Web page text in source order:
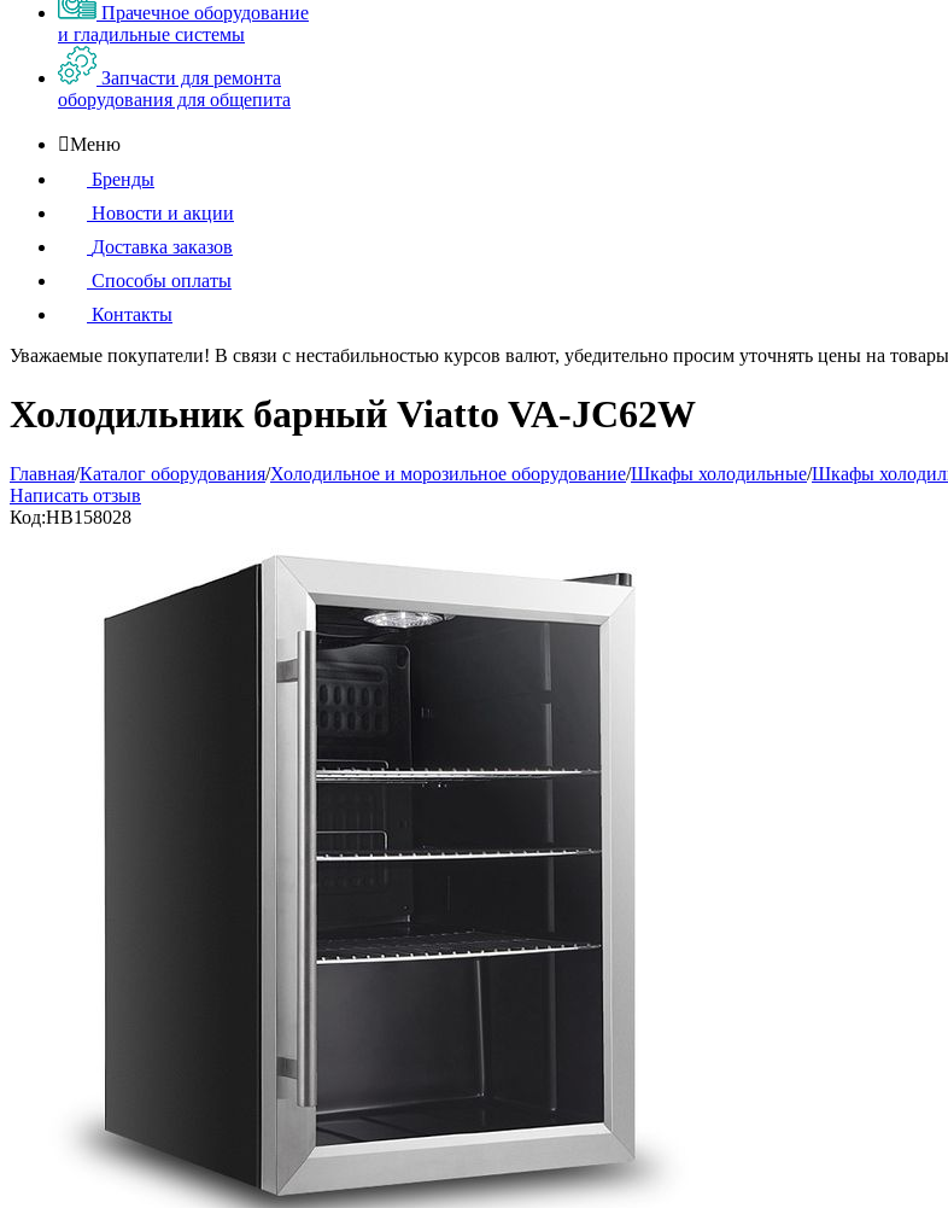
Прачечное оборудование
и гладильные системы
Запчасти для ремонта
оборудования для общепита
Меню
Бренды
Новости и акции
Доставка заказов
Способы оплаты
Контакты
Уважаемые покупатели! В связи с нестабильностью курсов валют, убедительно просим уточнять цены на товары
Холодильник барный Viatto VA-JC62W
Главная/Каталог оборудования/Холодильное и морозильное оборудование/Шкафы холодильные/Шкафы
Написать отзыв
Код:HB158028